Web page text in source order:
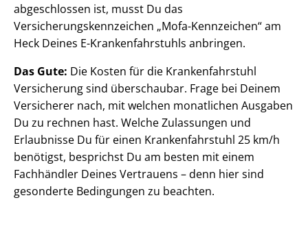
abgeschlossen ist, musst Du das
Versicherungskennzeichen „Mofa-Kennzeichen“ am
Heck Deines E-Krankenfahrstuhls anbringen.
Das Gute: Die Kosten für die Krankenfahrstuhl
Versicherung sind überschaubar. Frage bei Deinem
Versicherer nach, mit welchen monatlichen Ausgaben
Du zu rechnen hast. Welche Zulassungen und
Erlaubnisse Du für einen Krankenfahrstuhl 25 km/h
benötigst, besprichst Du am besten mit einem
Fachhändler Deines Vertrauens – denn hier sind
gesonderte Bedingungen zu beachten.